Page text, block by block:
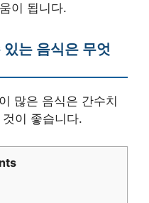
이 됩니다.
는 음식은 무엇
많은 음식은 간수치
이 좋습니다.